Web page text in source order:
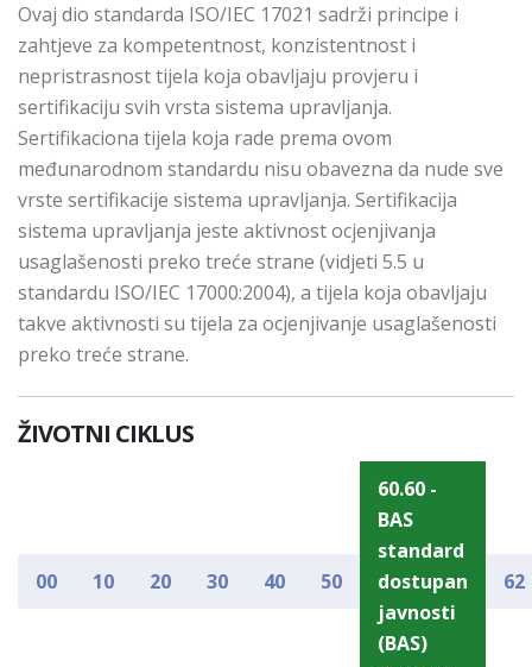
Ovaj dio standarda ISO/IEC 17021 sadrži principe i
zahtjeve za kompetentnost, konzistentnost i
nepristrasnost tijela koja obavljaju provjeru i
sertifikaciju svih vrsta sistema upravljanja.
Sertifikaciona tijela koja rade prema ovom
međunarodnom standardu nisu obavezna da nude sve
vrste sertifikacije sistema upravljanja. Sertifikacija
sistema upravljanja jeste aktivnost ocjenjivanja
usaglašenosti preko treće strane (vidjeti 5.5 u
standardu ISO/IEC 17000:2004), a tijela koja obavljaju
takve aktivnosti su tijela za ocjenjivanje usaglašenosti
preko treće strane.
ŽIVOTNI CIKLUS
00 10 20 30 40 50
60.60 -
BAS
standard
dostupan
javnosti
(BAS)
62